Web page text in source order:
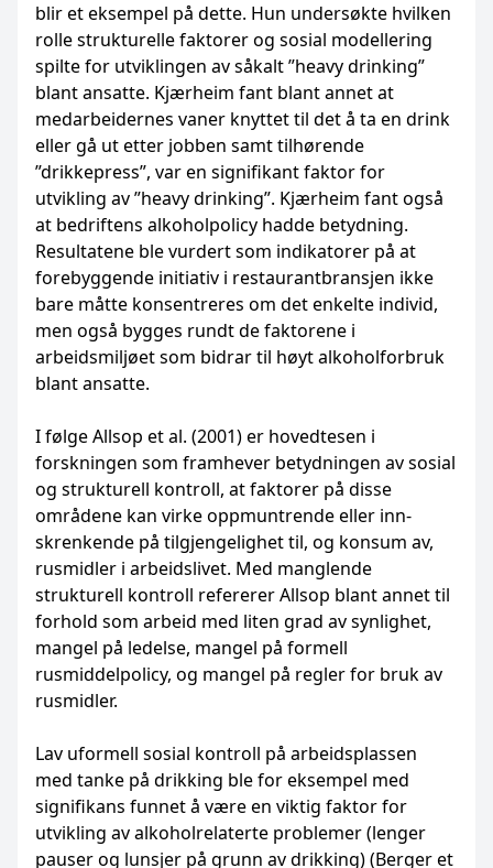
blir et eksempel på dette. Hun undersøkte hvilken
rolle strukturelle faktorer og sosial modellering
spilte for utviklingen av såkalt ”heavy drinking”
blant ansatte. Kjærheim fant blant annet at
medarbeidernes vaner knyttet til det å ta en drink
eller gå ut etter jobben samt tilhørende
”drikkepress”, var en signifikant faktor for
utvikling av ”heavy drinking”. Kjærheim fant også
at bedriftens alkoholpolicy hadde betydning.
Resultatene ble vurdert som indikatorer på at
fore­byggende initiativ i restaurantbransjen ikke
bare måtte konsentreres om det enkelte individ,
men også bygges rundt de faktorene i
arbeidsmiljøet som bidrar til høyt alkohol­forbruk
blant ansatte.
I følge Allsop et al. (2001) er hovedtesen i
forskningen som framhever betydningen av sosial
og strukturell kontroll, at faktorer på disse
områdene kan virke oppmuntrende eller inn­
skrenkende på tilgjengelighet til, og konsum av,
rusmidler i arbeidslivet. Med manglende
strukturell kontroll refererer Allsop blant annet til
forhold som arbeid med liten grad av synlighet,
mangel på ledelse, mangel på formell
rusmiddelpolicy, og mangel på regler for bruk av
rusmidler.
Lav uformell sosial kontroll på arbeidsplassen
med tanke på drikking ble for eksempel med
signifikans funnet å være en viktig faktor for
utvikling av alkoholrelaterte problemer (lenger
pauser og lunsjer på grunn av drikking) (Berger et